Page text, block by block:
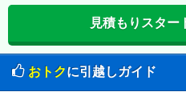
おトクに引越しガイド